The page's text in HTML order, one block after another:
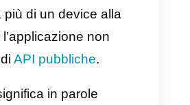
non è stato
fino ad oggi